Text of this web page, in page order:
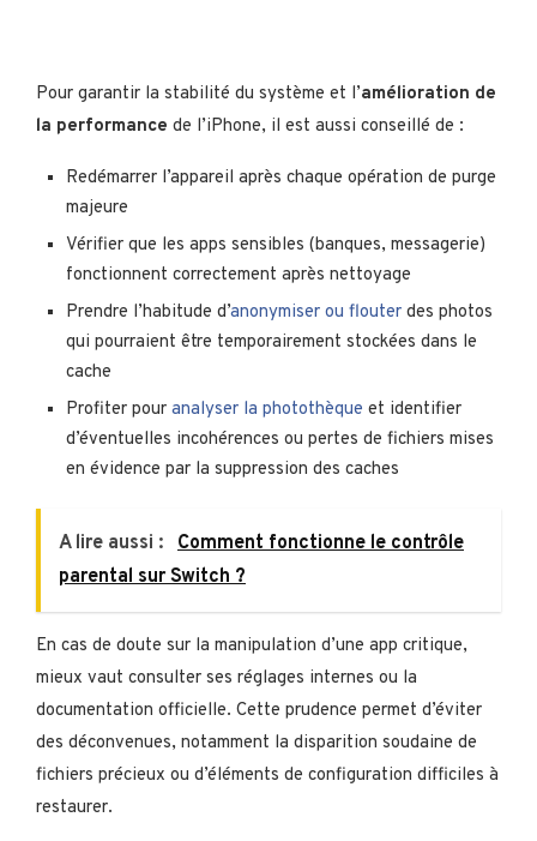
Pour garantir la stabilité du système et l’amélioration de
la performance de l’iPhone, il est aussi conseillé de :
Redémarrer l’appareil après chaque opération de purge
majeure
Vérifier que les apps sensibles (banques, messagerie)
fonctionnent correctement après nettoyage
Prendre l’habitude d’anonymiser ou flouter des photos
qui pourraient être temporairement stockées dans le
cache
Profiter pour analyser la photothèque et identifier
d’éventuelles incohérences ou pertes de fichiers mises
en évidence par la suppression des caches
A lire aussi :
Comment fonctionne le contrôle
parental sur Switch ?
En cas de doute sur la manipulation d’une app critique,
mieux vaut consulter ses réglages internes ou la
documentation officielle. Cette prudence permet d’éviter
des déconvenues, notamment la disparition soudaine de
fichiers précieux ou d’éléments de configuration difficiles à
restaurer.